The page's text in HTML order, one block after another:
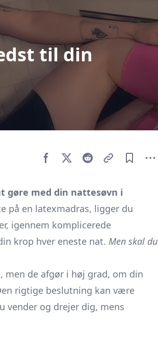
til din
gøre med din nattesøvn i
på en latexmadras, ligger du
igennem komplicerede
krop hver eneste nat. Men skal du
men de afgør i høj grad, om din
rigtige beslutning kan være
vender og drejer dig, mens